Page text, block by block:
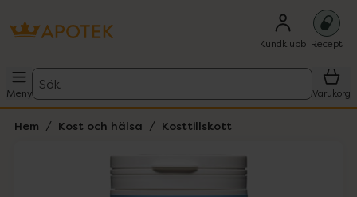
Kundklubb Recept
Meny
Sök
Varukorg
Hem Kost och hälsa Kosttillskott
Lista: . Innehåller 1 objekt.
Hoppa över Lista